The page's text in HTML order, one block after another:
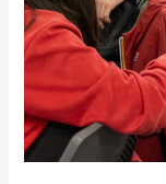
y
plan
de
negocio
para
nuestro
alumnado